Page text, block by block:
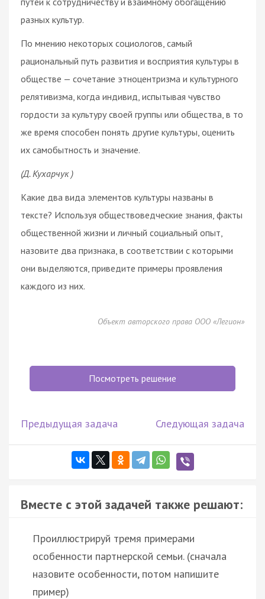
разных культур.
По мнению некоторых социологов, самый
рациональный путь развития и восприятия культуры в
обществе — сочетание этноцентризма и культурного
релятивизма, когда индивид, испытывая чувство
гордости за культуру своей группы или общества, в то
же время способен понять другие культуры, оценить
их самобытность и значение.
(Д. Кухарчук )
Какие два вида элементов культуры названы в
тексте? Используя обществоведческие знания, факты
общественной жизни и личный социальный опыт,
назовите два признака, в соответствии с которыми
они выделяются, приведите примеры проявления
каждого из них.
Объект авторского права ООО «Легион»
Посмотреть решение
Предыдущая задача Следующая задача
Вместе с этой задачей также решают:
Проиллюстрируй тремя примерами
особенности партнерской семьи. (сначала
назовите особенности, потом напишите
пример)